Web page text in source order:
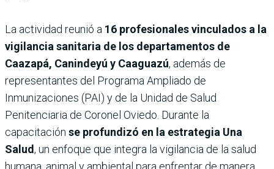
La actividad reunió a 16 profesionales vinculados a la
vigilancia sanitaria de los departamentos de
Caazapá, Canindeyú y Caaguazú, además de
representantes del Programa Ampliado de
Inmunizaciones (PAI) y de la Unidad de Salud
Penitenciaria de Coronel Oviedo. Durante la
capacitación se profundizó en la estrategia Una
Salud, un enfoque que integra la vigilancia de la salud